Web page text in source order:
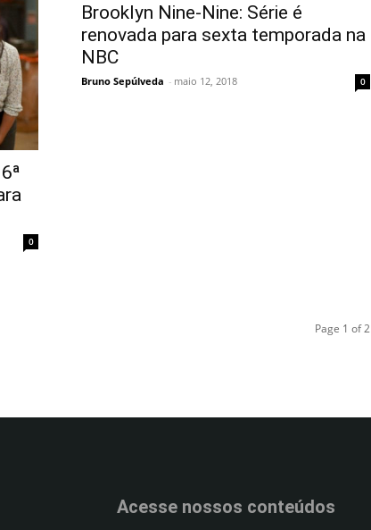
0
Brooklyn Nine-Nine: Série é
renovada para sexta temporada na
NBC
Bruno Sepúlveda - maio 12, 2018 0
Page 1 of 2
Acesse nossos conteúdos